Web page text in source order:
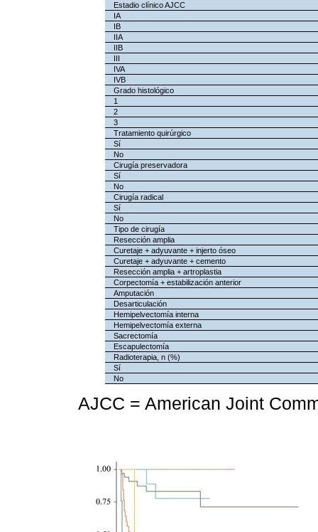
Estadio clínico AJCC
IA
IB
IIA
IIB
III
IVA
IVB
Grado histológico
1
2
3
Tratamiento quirúrgico
Sí
No
Cirugía preservadora
Sí
No
Cirugía radical
Sí
No
Tipo de cirugía
Resección amplia
Curetaje + adyuvante + injerto óseo
Curetaje + adyuvante + cemento
Resección amplia + artroplastia
Corpectomía + estabilización anterior
Amputación
Desarticulación
Hemipelvectomía interna
Hemipelvectomía externa
Sacrectomía
Escapulectomía
Radioterapia, n (%)
Sí
No
AJCC = American Joint